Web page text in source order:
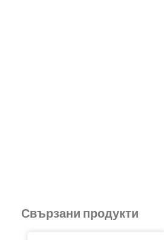
Свързани продукти